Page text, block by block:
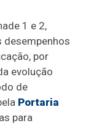
1 e 2,
por
evolução
de
Portaria
para